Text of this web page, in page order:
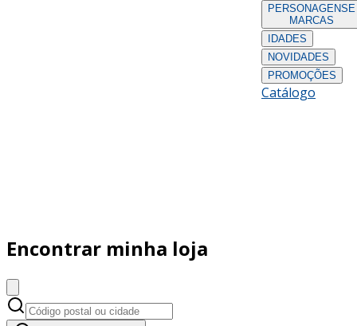
PERSONAGENS E
MARCAS
IDADES
NOVIDADES
PROMOÇÕES
Catálogo
Encontrar minha loja